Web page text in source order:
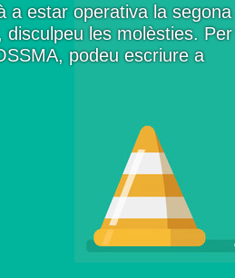
a estar operativa la segona
disculpeu les molèsties. Per
podeu escriure a